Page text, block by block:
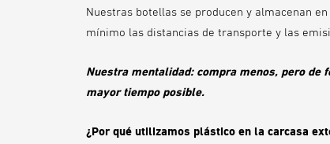
Nuestras botellas se producen y almacenan
mínimo las distancias de transporte y las
Nuestra mentalidad: compra menos, pero
mayor tiempo posible.
¿Por qué utilizamos plástico en la carcasa